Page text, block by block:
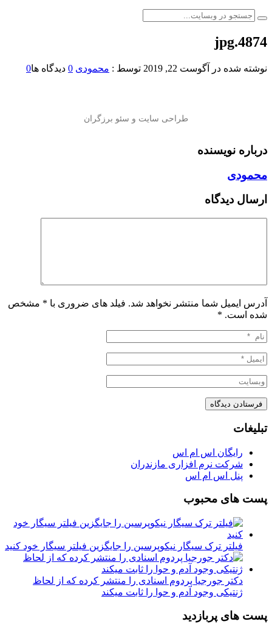
4874.jpg
نوشته شده در آگوست 22, 2019 توسط : محمودی 0 دیدگاه ها0
درباره نویسنده
محمودی
ارسال دیدگاه
آدرس ایمیل شما منتشر نخواهد شد. فیلد های ضروری با * مشخص
شده است. *
تبلیغات
رایگان اس ام اس
شرکت نرم افزاری مازندران
پنل اس ام اس
پست های محبوب
فیلتر ترک سیگار نیکوپرسین را جایگزین فیلتر سیگار خود کنید
دکتر جورجیا پردوم اسنادی را منتشر کرده که از لحاظ
ژنتیکی وجود آدم و حوا را ثابت میکند
پست های پربازدید